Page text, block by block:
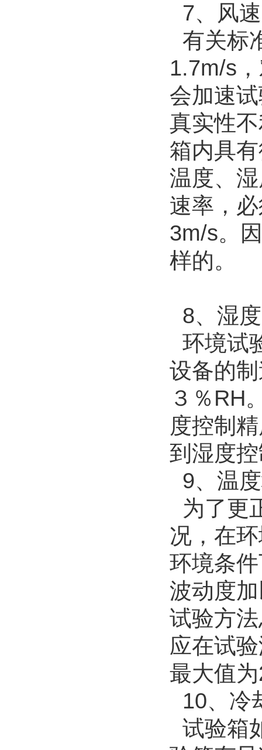
7、风速
有关标
1.7m/s
会加速
真实性
箱内具
温度、
速率，
3m/s。
样的。
8、湿
环境试
设备的
３％RH
度控制
到湿度
9、温
为了更
况，在
环境条
波动度
试验方
应在试
最大值
10、冷
试验箱